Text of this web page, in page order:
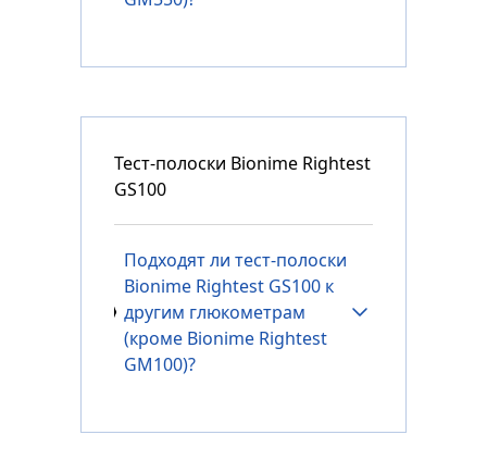
Тест-полоски Bionime Rightest
GS100
Подходят ли тест-полоски
Bionime Rightest GS100 к
другим глюкометрам
(кроме Bionime Rightest
GM100)?